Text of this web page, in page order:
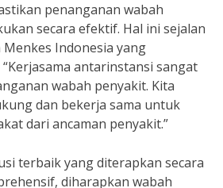
penanganan wabah
secara efektif. Hal ini sejalan
Indonesia yang
antarinstansi sangat
wabah penyakit. Kita
dan bekerja sama untuk
dari ancaman penyakit.”
terbaik yang diterapkan secara
diharapkan wabah